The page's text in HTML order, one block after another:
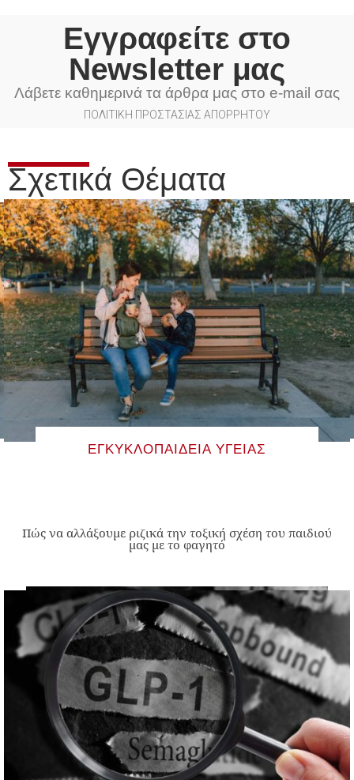
Εγγραφείτε στο
Newsletter μας
Λάβετε καθημερινά τα άρθρα μας στο e-mail σας
ΠΟΛΙΤΙΚΗ ΠΡΟΣΤΑΣΙΑΣ ΑΠΟΡΡΗΤΟΥ
Σχετικά Θέματα
ΕΓΚΥΚΛΟΠΑΊΔΕΙΑ ΥΓΕΊΑΣ
Πώς να αλλάξουμε ριζικά την τοξική σχέση του παιδιού
μας με το φαγητό